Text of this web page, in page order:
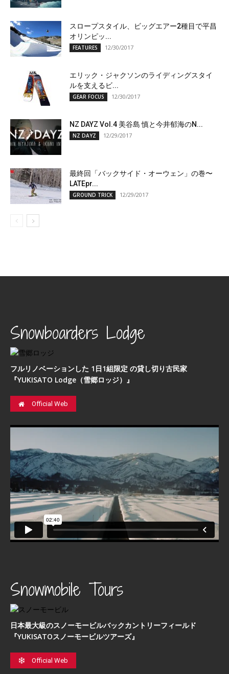
スロープスタイル、ビッグエアー2種目で平昌
オリンピッ...
FEATURES 12/30/2017
エリック・ジャクソンのライディングスタイ
ルを支えるビ...
GEAR FOCUS 12/30/2017
NZ DAYZ Vol.4 美谷島 慎と今井郁海のN...
NZ DAYZ 12/29/2017
最終回「バックサイド・オーウェン」の巻〜
LATEpr...
GROUND TRICK 12/29/2017
Snowboarders Lodge
フルリノベーションした 1日1組限定 の貸し切り古民家
『YUKISATO Lodge（雪郷ロッジ）』
Official Web
Snowmobile Tours
日本最⼤級のスノーモービルバックカントリーフィールド
『YUKISATOスノーモービルツアーズ』
Official Web